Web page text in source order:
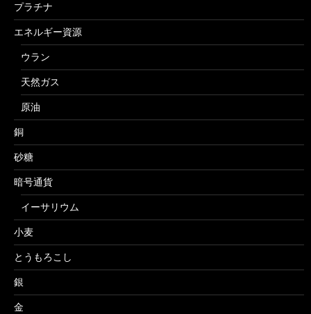
プラチナ
エネルギー資源
ウラン
天然ガス
原油
銅
砂糖
暗号通貨
イーサリウム
小麦
とうもろこし
銀
金